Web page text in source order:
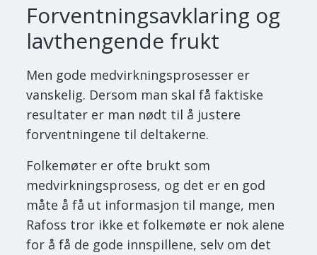
Forventningsavklaring og
lavthengende frukt
Men gode medvirkningsprosesser er
vanskelig. Dersom man skal få faktiske
resultater er man nødt til å justere
forventningene til deltakerne.
Folkemøter er ofte brukt som
medvirkningsprosess, og det er en god
måte å få ut informasjon til mange, men
Rafoss tror ikke et folkemøte er nok alene
for å få de gode innspillene, selv om det